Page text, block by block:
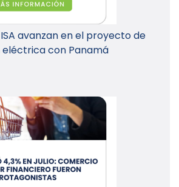
avanzan en el proyecto de
con Panamá